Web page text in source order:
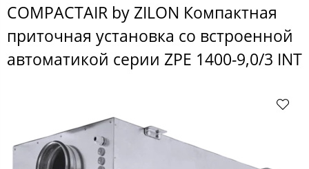
COMPACTAIR by ZILON Компактная
приточная установка со встроенной
автоматикой серии ZPE 1400-9,0/3 INT